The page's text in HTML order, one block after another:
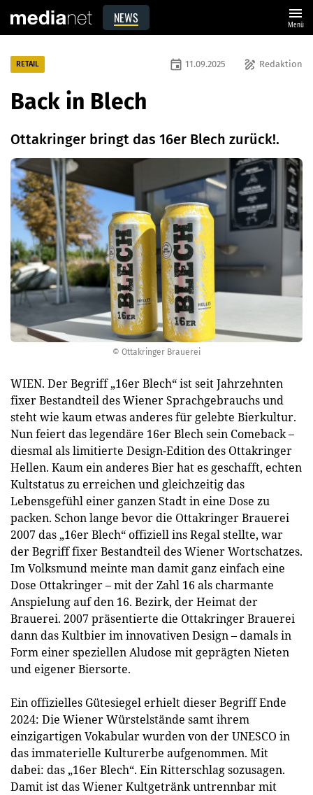
NEWS menu
Menü
© Ottakringer Brauerei
RETAIL draw Redaktion
event 11.09.2025
Back in Blech
Ottakringer bringt das 16er Blech zurück!.
WIEN. Der Begriff „16er Blech“ ist seit Jahrzehnten
fixer Bestandteil des Wiener Sprachgebrauchs und
steht wie kaum etwas anderes für gelebte Bierkultur.
Nun feiert das legendäre 16er Blech sein Comeback –
diesmal als limitierte Design-Edition des Ottakringer
Hellen. Kaum ein anderes Bier hat es geschafft, echten
Kultstatus zu erreichen und gleichzeitig das
Lebensgefühl einer ganzen Stadt in eine Dose zu
packen. Schon lange bevor die Ottakringer Brauerei
2007 das „16er Blech“ offiziell ins Regal stellte, war
der Begriff fixer Bestandteil des Wiener Wortschatzes.
Im Volksmund meinte man damit ganz einfach eine
Dose Ottakringer – mit der Zahl 16 als charmante
Anspielung auf den 16. Bezirk, der Heimat der
Brauerei. 2007 präsentierte die Ottakringer Brauerei
dann das Kultbier im innovativen Design – damals in
Form einer speziellen Aludose mit geprägten Nieten
und eigener Biersorte.
Ein offizielles Gütesiegel erhielt dieser Begriff Ende
2024: Die Wiener Würstelstände samt ihrem
einzigartigen Vokabular wurden von der UNESCO in
das immaterielle Kulturerbe aufgenommen. Mit
dabei: das „16er Blech“. Ein Ritterschlag sozusagen.
Damit ist das Wiener Kultgetränk untrennbar mit